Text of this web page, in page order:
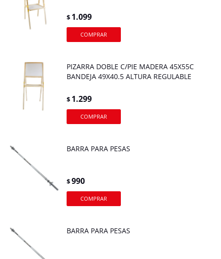
$ 1.099
PIZARRA DOBLE C/PIE MADERA 45X55C
BANDEJA 49X40.5 ALTURA REGULABLE
$ 1.299
BARRA PARA PESAS
$990
BARRA PARA PESAS